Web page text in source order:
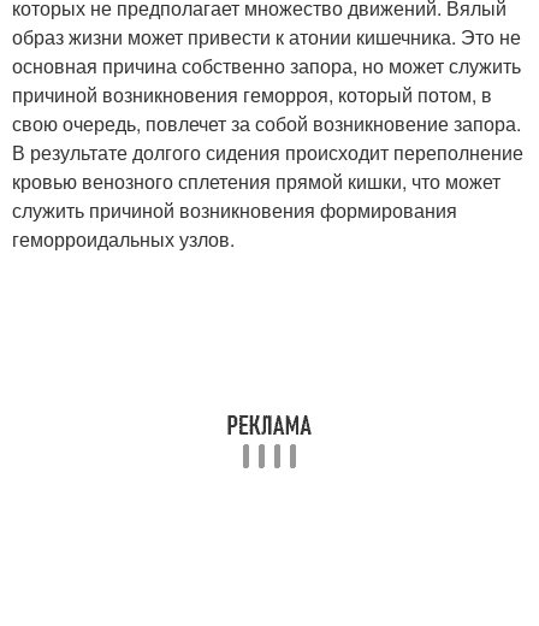
которых не предполагает множество движений. Вялый
образ жизни может привести к атонии кишечника. Это не
основная причина собственно запора, но может служить
причиной возникновения геморроя, который потом, в
свою очередь, повлечет за собой возникновение запора.
В результате долгого сидения происходит переполнение
кровью венозного сплетения прямой кишки, что может
служить причиной возникновения формирования
геморроидальных узлов.